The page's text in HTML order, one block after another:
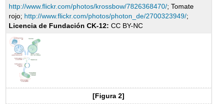
http://www.flickr.com/photos/krossbow/7826368470/; Tomate
rojo; http://www.flickr.com/photos/photon_de/2700323949/;
Licencia de Fundación CK-12: CC BY-NC
[Figura 2]